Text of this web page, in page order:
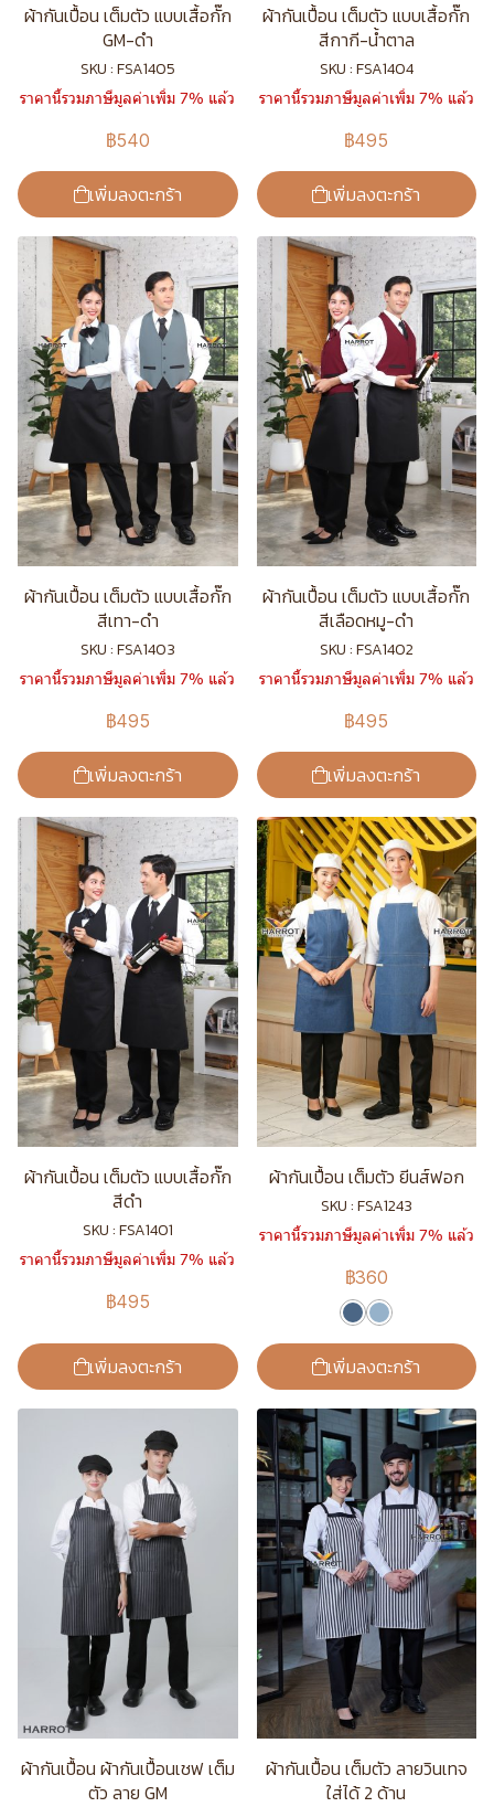
ผ้ากันเปื้อน เต็มตัว แบบเสื้อกั๊ก
GM-ดำ
SKU : FSA1405
ราคานี้รวมภาษีมูลค่าเพิ่ม 7% แล้ว
฿540
เพิ่มลงตะกร้า
ผ้ากันเปื้อน เต็มตัว แบบเสื้อกั๊ก
สีกากี-น้ำตาล
SKU : FSA1404
ราคานี้รวมภาษีมูลค่าเพิ่ม 7% แล้ว
฿495
เพิ่มลงตะกร้า
ผ้ากันเปื้อน เต็มตัว แบบเสื้อกั๊ก
สีเทา-ดำ
SKU : FSA1403
ราคานี้รวมภาษีมูลค่าเพิ่ม 7% แล้ว
฿495
เพิ่มลงตะกร้า
ผ้ากันเปื้อน เต็มตัว แบบเสื้อกั๊ก
สีเลือดหมู-ดำ
SKU : FSA1402
ราคานี้รวมภาษีมูลค่าเพิ่ม 7% แล้ว
฿495
เพิ่มลงตะกร้า
ผ้ากันเปื้อน เต็มตัว แบบเสื้อกั๊ก
สีดำ
SKU : FSA1401
ราคานี้รวมภาษีมูลค่าเพิ่ม 7% แล้ว
฿495
เพิ่มลงตะกร้า
ผ้ากันเปื้อน เต็มตัว ยีนส์ฟอก
SKU : FSA1243
ราคานี้รวมภาษีมูลค่าเพิ่ม 7% แล้ว
฿360
เพิ่มลงตะกร้า
ผ้ากันเปื้อน ผ้ากันเปื้อนเชฟ เต็ม
ตัว ลาย GM
ผ้ากันเปื้อน เต็มตัว ลายวินเทจ
ใส่ได้ 2 ด้าน